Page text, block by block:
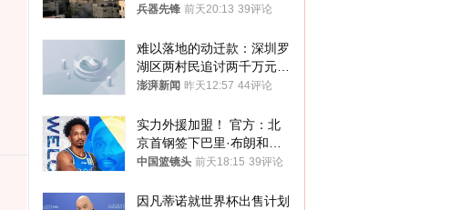
季前求和？
兵器先锋 前天20:13 39评论
难以落地的动迁款：深圳罗
湖区两村民追讨两千万元动
迁款八年未果
澎湃新闻 昨天12:57 44评论
实力外援加盟！ 官方：北
京首钢签下巴里·布朗和桑
普森
中国篮镜头 前天18:15 39评论
因凡蒂诺就世界杯出售计划